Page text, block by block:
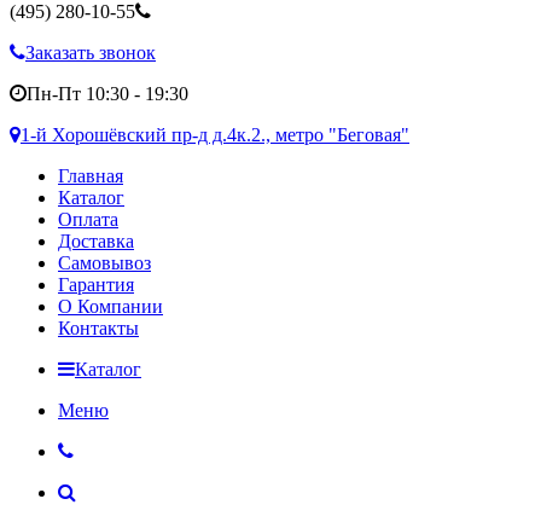
(495) 280-10-55
Заказать звонок
Пн-Пт 10:30 - 19:30
1-й Хорошёвский пр-д д.4к.2., метро "Беговая"
Главная
Каталог
Оплата
Доставка
Самовывоз
Гарантия
О Компании
Контакты
Каталог
Меню